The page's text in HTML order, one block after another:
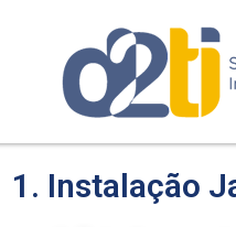
1. Instalação